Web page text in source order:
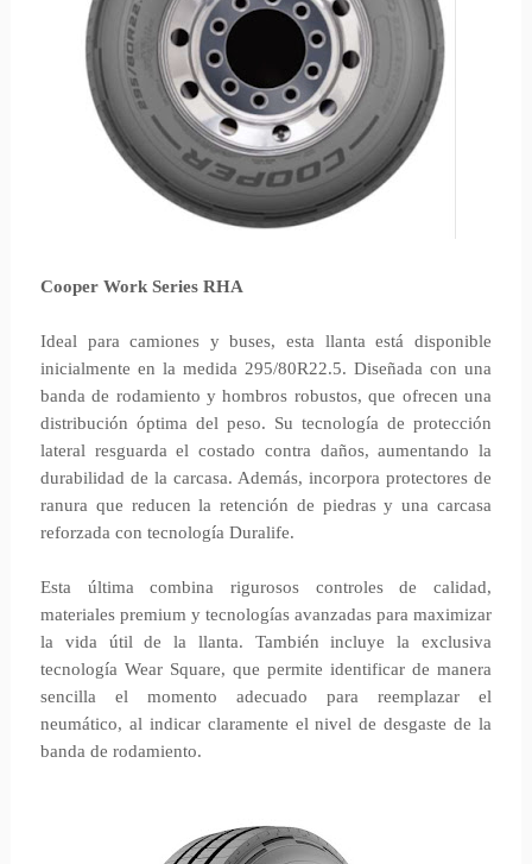
Cooper Work Series RHA
Ideal para camiones y buses, esta llanta está disponible
inicialmente en la medida 295/80R22.5. Diseñada con una
banda de rodamiento y hombros robustos, que ofrecen una
distribución óptima del peso. Su tecnología de protección
lateral resguarda el costado contra daños, aumentando la
durabilidad de la carcasa. Además, incorpora protectores de
ranura que reducen la retención de piedras y una carcasa
reforzada con tecnología Duralife.
Esta última combina rigurosos controles de calidad,
materiales premium y tecnologías avanzadas para maximizar
la vida útil de la llanta. También incluye la exclusiva
tecnología Wear Square, que permite identificar de manera
sencilla el momento adecuado para reemplazar el
neumático, al indicar claramente el nivel de desgaste de la
banda de rodamiento.